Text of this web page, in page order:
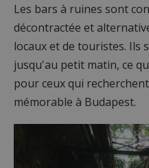
Les bars à ruines sont
décontractée et
locaux et de touristes. Ils
jusqu'au petit matin, ce
pour ceux qui
mémorable à Budapest.